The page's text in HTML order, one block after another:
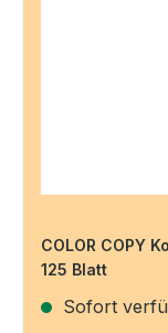
COLOR COPY
125 Blatt
Sofort